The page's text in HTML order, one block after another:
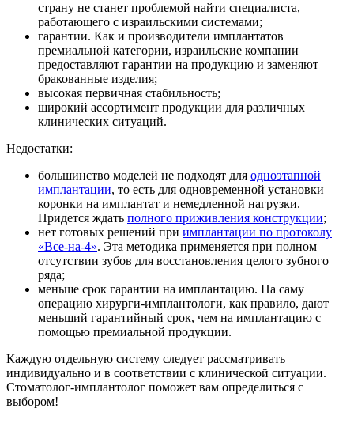
страну не станет проблемой найти специалиста,
работающего с израильскими системами;
гарантии. Как и производители имплантатов
премиальной категории, израильские компании
предоставляют гарантии на продукцию и заменяют
бракованные изделия;
высокая первичная стабильность;
широкий ассортимент продукции для различных
клинических ситуаций.
Недостатки:
большинство моделей не подходят для одноэтапной
имплантации, то есть для одновременной установки
коронки на имплантат и немедленной нагрузки.
Придется ждать полного приживления конструкции;
нет готовых решений при имплантации по протоколу
«Все-на-4». Эта методика применяется при полном
отсутствии зубов для восстановления целого зубного
ряда;
меньше срок гарантии на имплантацию. На саму
операцию хирурги-имплантологи, как правило, дают
меньший гарантийный срок, чем на имплантацию с
помощью премиальной продукции.
Каждую отдельную систему следует рассматривать
индивидуально и в соответствии с клинической ситуации.
Стоматолог-имплантолог поможет вам определиться с
выбором!